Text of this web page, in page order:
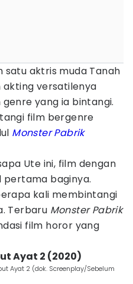
satu aktris muda Tanah
versatilenya
yang ia bintangi.
film bergenre
Monster Pabrik
Ute ini, film dengan
pertama baginya.
kali membintangi
Terbaru Monster Pabrik
film horor yang
Ayat 2 (2020)
Ayat 2 (dok. Screenplay/Sebelum